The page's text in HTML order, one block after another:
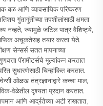
बळ आणि व्यावसायिक परिष्करण
गुंतागुंतीच्या तपशीलांसाठी क्षमता
नव्हते, ज्यामुळे जटिल पात्र वैशिष्ट्ये,
अचूकतेसह तयार करता येते.
सेन्सर्स सतत मापनाच्या
पॅरामीटर्सचे मूल्यांकन करतात
सुधारणेसाठी चिन्हांकित करतात.
ओळख तंत्रज्ञानाद्वारे कच्चा माल,
वेळेतील दृश्यता प्रदान करतात.
आणि आर्द्रतेच्या अटी राखतात,